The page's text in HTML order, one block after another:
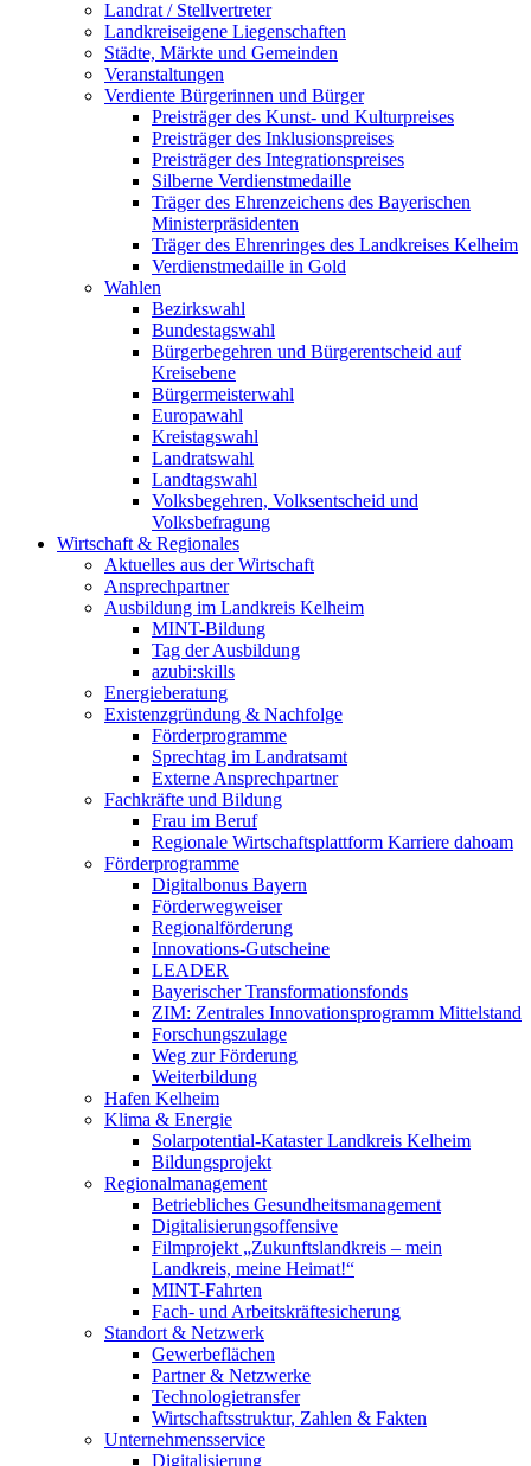
Landrat / Stellvertreter
Landkreiseigene Liegenschaften
Städte, Märkte und Gemeinden
Veranstaltungen
Verdiente Bürgerinnen und Bürger
Preisträger des Kunst- und Kulturpreises
Preisträger des Inklusionspreises
Preisträger des Integrationspreises
Silberne Verdienstmedaille
Träger des Ehrenzeichens des Bayerischen
Ministerpräsidenten
Träger des Ehrenringes des Landkreises Kelheim
Verdienstmedaille in Gold
Wahlen
Bezirkswahl
Bundestagswahl
Bürgerbegehren und Bürgerentscheid auf
Kreisebene
Bürgermeisterwahl
Europawahl
Kreistagswahl
Landratswahl
Landtagswahl
Volksbegehren, Volksentscheid und
Volksbefragung
Wirtschaft & Regionales
Aktuelles aus der Wirtschaft
Ansprechpartner
Ausbildung im Landkreis Kelheim
MINT-Bildung
Tag der Ausbildung
azubi:skills
Energieberatung
Existenzgründung & Nachfolge
Förderprogramme
Sprechtag im Landratsamt
Externe Ansprechpartner
Fachkräfte und Bildung
Frau im Beruf
Regionale Wirtschaftsplattform Karriere dahoam
Förderprogramme
Digitalbonus Bayern
Förderwegweiser
Regionalförderung
Innovations-Gutscheine
LEADER
Bayerischer Transformationsfonds
ZIM: Zentrales Innovationsprogramm Mittelstand
Forschungszulage
Weg zur Förderung
Weiterbildung
Hafen Kelheim
Klima & Energie
Solarpotential-Kataster Landkreis Kelheim
Bildungsprojekt
Regionalmanagement
Betriebliches Gesundheitsmanagement
Digitalisierungsoffensive
Filmprojekt „Zukunftslandkreis – mein
Landkreis, meine Heimat!“
MINT-Fahrten
Fach- und Arbeitskräftesicherung
Standort & Netzwerk
Gewerbeflächen
Partner & Netzwerke
Technologietransfer
Wirtschaftsstruktur, Zahlen & Fakten
Unternehmensservice
Digitalisierung